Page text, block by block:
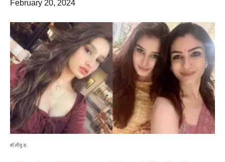
February 20, 2024
बॉलीवुड